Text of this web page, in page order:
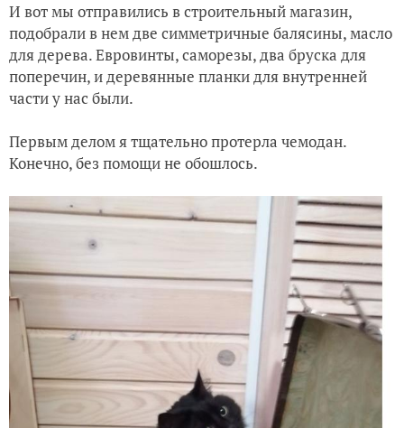
И вот мы отправились в строительный магазин,
подобрали в нем две симметричные балясины, масло
для дерева. Евровинты, саморезы, два бруска для
поперечин, и деревянные планки для внутренней
части у нас были.
Первым делом я тщательно протерла чемодан.
Конечно, без помощи не обошлось.